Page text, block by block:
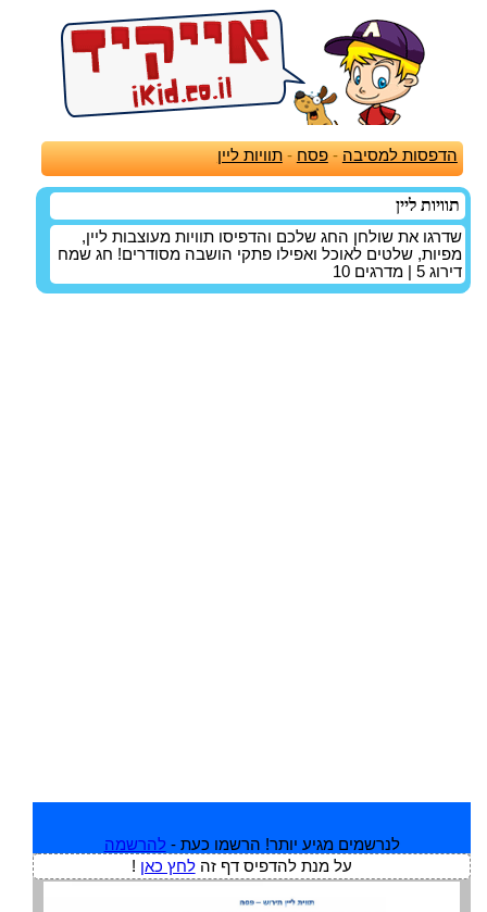
הדפסות למסיבה -פסח -תוויות ליין
תוויות ליין
שדרגו את שולחן החג שלכם והדפיסו תוויות מעוצבות ליין,
מפיות, שלטים לאוכל ואפילו פתקי הושבה מסודרים! חג שמח
דירוג 5 | מדרגים 10
לנרשמים מגיע יותר! הרשמו כעת - להרשמה
על מנת להדפיס דף זהלחץ כאן !